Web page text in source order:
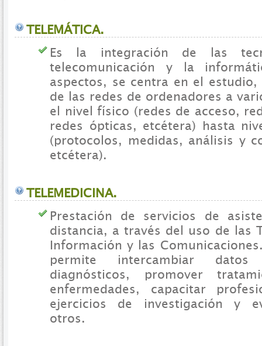
TELEMÁTICA.
Es la integración de las
telecomunicación y la
aspectos, se centra en el
de las redes de ordenadores a
el nivel físico (redes de acceso,
redes ópticas, etcétera) hasta
(protocolos, medidas, análisis y
etcétera).
TELEMEDICINA.
Prestación de servicios de
distancia, a través del uso de las
Información y las
permite intercambiar
diagnósticos, promover
enfermedades, capacitar
ejercicios de investigación y
otros.